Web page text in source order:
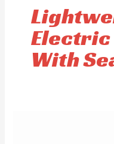
With